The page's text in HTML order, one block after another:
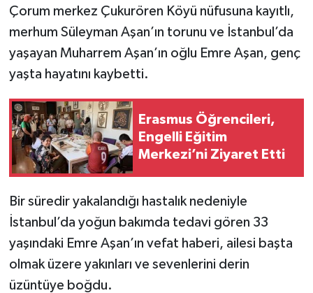
Çorum merkez Çukurören Köyü nüfusuna kayıtlı,
merhum Süleyman Aşan’ın torunu ve İstanbul’da
yaşayan Muharrem Aşan’ın oğlu Emre Aşan, genç
yaşta hayatını kaybetti.
Erasmus Öğrencileri,
Engelli Eğitim
Merkezi’ni Ziyaret Etti
Bir süredir yakalandığı hastalık nedeniyle
İstanbul’da yoğun bakımda tedavi gören 33
yaşındaki Emre Aşan’ın vefat haberi, ailesi başta
olmak üzere yakınları ve sevenlerini derin
üzüntüye boğdu.